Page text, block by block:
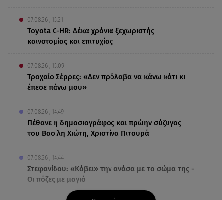
07.08.26 , 15:21
Toyota C-HR: Δέκα χρόνια ξεχωριστής
καινοτομίας και επιτυχίας
07.08.26 , 15:09
Τροχαίο Σέρρες: «Δεν πρόλαβα να κάνω κάτι κι
έπεσε πάνω μου»
07.08.26 , 14:49
Πέθανε η δημοσιογράφος και πρώην σύζυγος
του Βασίλη Χιώτη, Χριστίνα Πιτουρά
07.08.26 , 14:44
Στεφανίδου: «Κόβει» την ανάσα με το σώμα της -
Οι πόζες με μαγιό